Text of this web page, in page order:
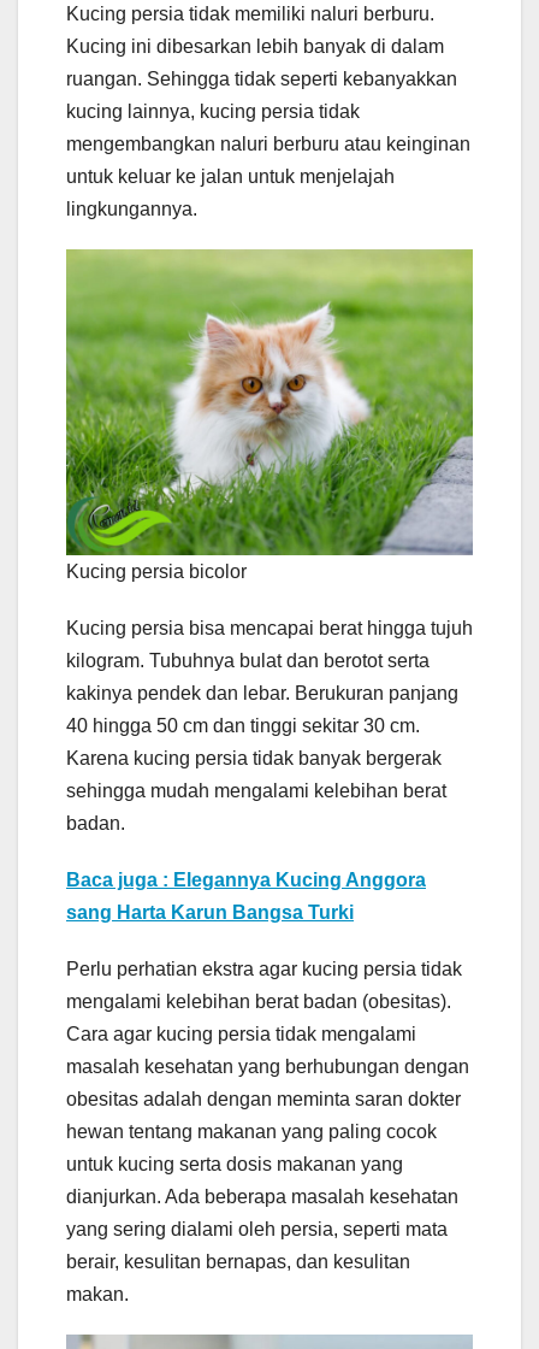
Kucing persia tidak memiliki naluri berburu.
Kucing ini dibesarkan lebih banyak di dalam
ruangan. Sehingga tidak seperti kebanyakkan
kucing lainnya, kucing persia tidak
mengembangkan naluri berburu atau keinginan
untuk keluar ke jalan untuk menjelajah
lingkungannya.
Kucing persia bicolor
Kucing persia bisa mencapai berat hingga tujuh
kilogram. Tubuhnya bulat dan berotot serta
kakinya pendek dan lebar. Berukuran panjang
40 hingga 50 cm dan tinggi sekitar 30 cm.
Karena kucing persia tidak banyak bergerak
sehingga mudah mengalami kelebihan berat
badan.
Baca juga : Elegannya Kucing Anggora
sang Harta Karun Bangsa Turki
Perlu perhatian ekstra agar kucing persia tidak
mengalami kelebihan berat badan (obesitas).
Cara agar kucing persia tidak mengalami
masalah kesehatan yang berhubungan dengan
obesitas adalah dengan meminta saran dokter
hewan tentang makanan yang paling cocok
untuk kucing serta dosis makanan yang
dianjurkan. Ada beberapa masalah kesehatan
yang sering dialami oleh persia, seperti mata
berair, kesulitan bernapas, dan kesulitan
makan.